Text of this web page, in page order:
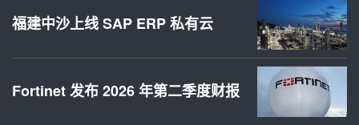
福建中沙上线 SAP ERP 私有云
Fortinet 发布 2026 年第二季度财报